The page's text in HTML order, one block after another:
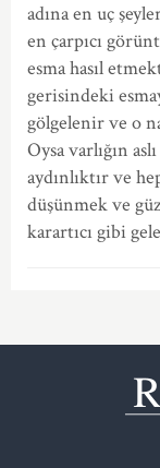
adına en uç
en çarpıcı
esma hasıl
gerisindeki
gölgelenir ve o
Oysa varlığın
aydınlıktır ve
düşünmek ve
karartıcı gibi